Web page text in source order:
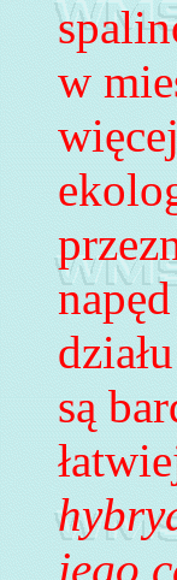
w
są
jego